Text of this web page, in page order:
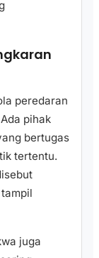
peredaran
pihak
bertugas
tertentu.
juga